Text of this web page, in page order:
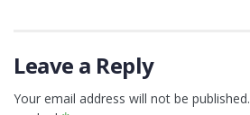
Leave a Reply
Your email address will not be published.